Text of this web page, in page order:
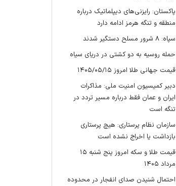
پاکستان: رایزنی‌های دیپلماتیک درباره
منطقه و تنگه هرمز ادامه دارد
سپاه: ۸ شرور مسلح دستگیر شدند
حمله روسیه به دو کشتی در دریای سیاه
قیمت جهانی طلا امروز ۱۴۰۵/۰۵/۱۵
دبیر کمیسیون امنیت ملی: مذاکرات
ایران و عمان فقط درباره مسیر تردد در
تنگه است
سازمان نظام پرستاری: هیچ پرستاری
بازداشت یا اخراج نشده است
قیمت طلا و سکه امروز پنج شنبه ۱۵
مرداد ۱۴۰۵
احتمال شنیدن صدای انفجار در محدوده